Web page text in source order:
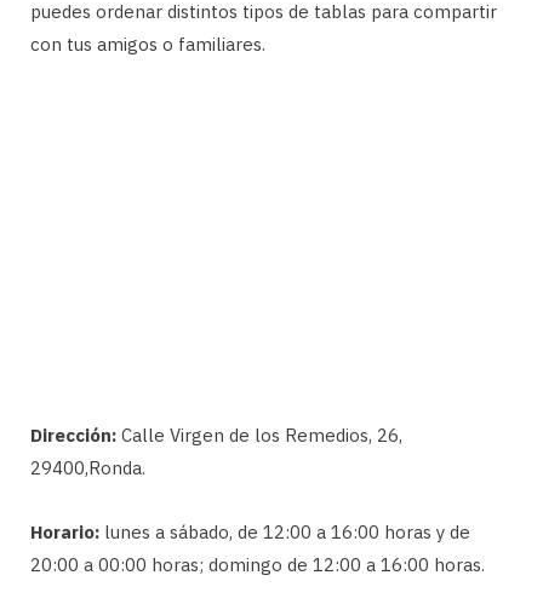
puedes ordenar distintos tipos de tablas para compartir
con tus amigos o familiares.
Dirección: Calle Virgen de los Remedios, 26,
29400,Ronda.
Horario: lunes a sábado, de 12:00 a 16:00 horas y de
20:00 a 00:00 horas; domingo de 12:00 a 16:00 horas.